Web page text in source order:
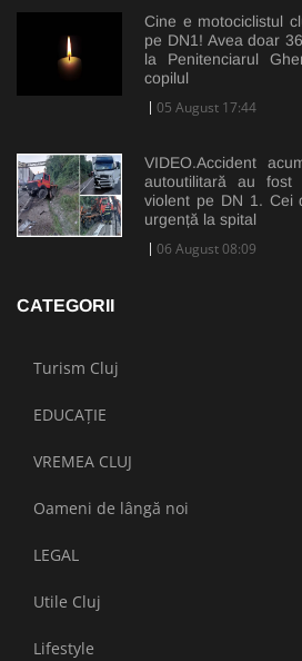
Cine e motociclistul
pe DN1! Avea doar
la Penitenciarul
copilul
05 August 17:44
VIDEO.Accident
autoutilitară au fost
violent pe DN 1. Cei
urgență la spital
06 August 08:09
CATEGORII
Turism Cluj
EDUCAȚIE
VREMEA CLUJ
Oameni de lângă noi
LEGAL
Utile Cluj
Lifestyle